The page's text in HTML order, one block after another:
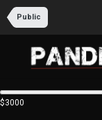
Public
$3000